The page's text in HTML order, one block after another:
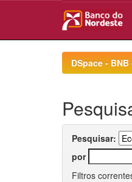
DSpace -
Pesquisar:
por
Filtros